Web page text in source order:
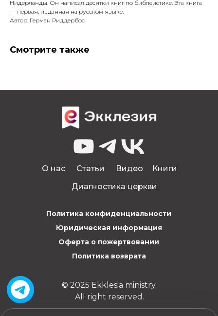
Нидерланды. Он написал десятки книг по библеистике. Эта книга
— первая, изданная на русском языке.
Автор: Герман Риддербос
Смотрите также
© 2025 Ekklesia ministry.
All right reserved.
О нас Статьи Видео
Книги
Диагностика церкви
Политика конфиденциальности
Юридическая информация
Оферта о пожертвовании
Политика возврата